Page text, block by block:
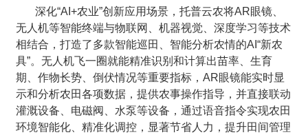
深化“AI+农业”创新应用场景，托普云农将AR眼镜、
无人机等智能终端与物联网、机器视觉、深度学习等技术
相结合，打造了多款智能巡田、智能分析农情的AI“新农
具”。无人机飞一圈就能精准识别和计算出苗率、生育
期、作物长势、倒伏情况等重要指标，AR眼镜能实时显
示和分析农田各项数据，提供农事操作指导，并直接联动
灌溉设备、电磁阀、水泵等设备，通过语音指令实现农田
环境智能化、精准化调控，显著节省人力，提升田间管理